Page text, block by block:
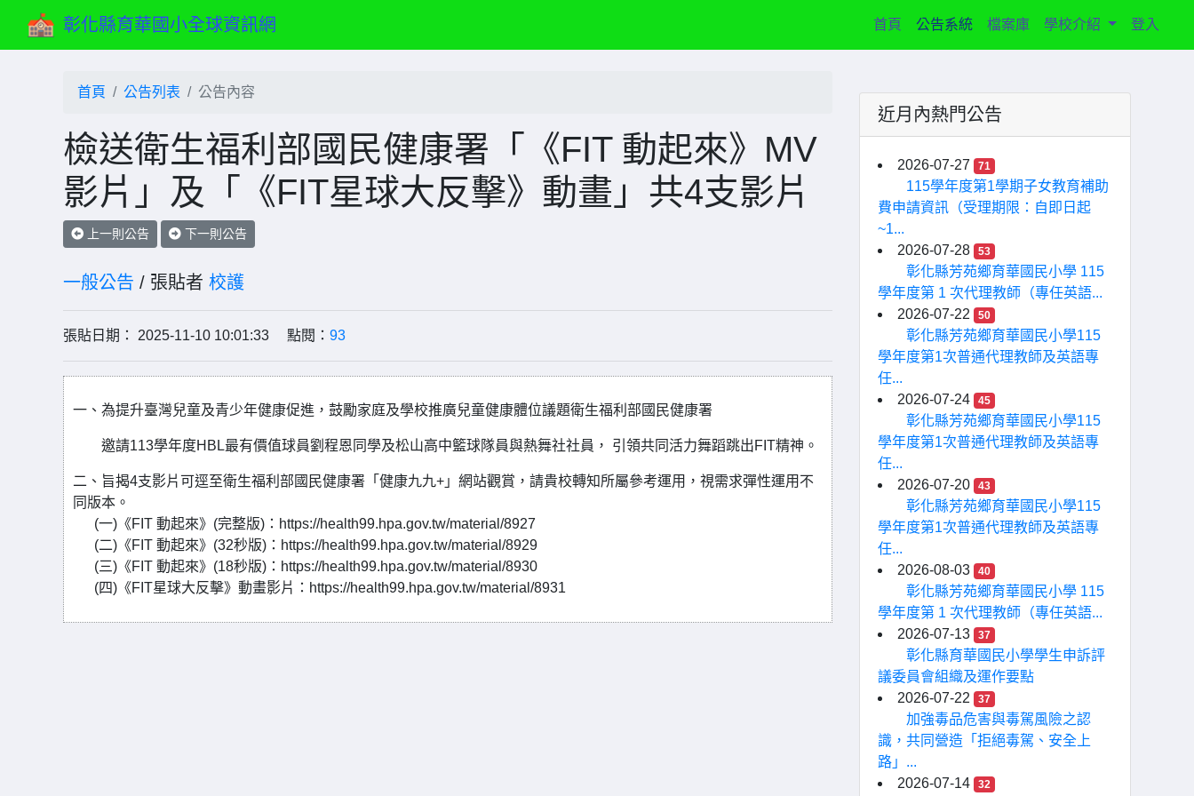
彰化縣育華國小全球資訊網 首頁 (current)
公告系統 檔案庫 學校介紹 登入
首頁 公告列表 公告內容
檢送衛生福利部國民健康署「《FIT 動起來》MV
影片」及「《FIT星球大反擊》動畫」共4支影片
上一則公告 下一則公告
一般公告 / 張貼者 校護
張貼日期： 2025-11-10 10:01:33 點閱： 93
一、為提升臺灣兒童及青少年健康促進，鼓勵家庭及學校推廣兒童健康體位議題衛生福利部國民健康署
邀請113學年度HBL最有價值球員劉程恩同學及松山高中籃球隊員與熱舞社社員， 引領共同活力舞蹈跳出FIT精神。
二、旨揭4支影片可逕至衛生福利部國民健康署「健康九九+」網站觀賞，請貴校轉知所屬參考運用，視需求彈性運用不
同版本。
(一)《FIT 動起來》(完整版)：https://health99.hpa.gov.tw/material/8927
(二)《FIT 動起來》(32秒版)：https://health99.hpa.gov.tw/material/8929
(三)《FIT 動起來》(18秒版)：https://health99.hpa.gov.tw/material/8930
(四)《FIT星球大反擊》動畫影片：https://health99.hpa.gov.tw/material/8931
近月內熱門公告
2026-07-27 71
115學年度第1學期子女教育補助
費申請資訊（受理期限：自即日起
~1...
2026-07-28
53
彰化縣芳苑鄉育華國民小學 115
學年度第 1 次代理教師（專任英語...
2026-07-22
50
彰化縣芳苑鄉育華國民小學115
學年度第1次普通代理教師及英語專
任...
2026-07-24
45
彰化縣芳苑鄉育華國民小學115
學年度第1次普通代理教師及英語專
任...
2026-07-20
43
彰化縣芳苑鄉育華國民小學115
學年度第1次普通代理教師及英語專
任...
2026-08-03
40
彰化縣芳苑鄉育華國民小學 115
學年度第 1 次代理教師（專任英語...
2026-07-13
37
彰化縣育華國民小學學生申訴評
議委員會組織及運作要點
2026-07-22
37
加強毒品危害與毒駕風險之認
識，共同營造「拒絕毒駕、安全上
路」...
2026-07-14
32